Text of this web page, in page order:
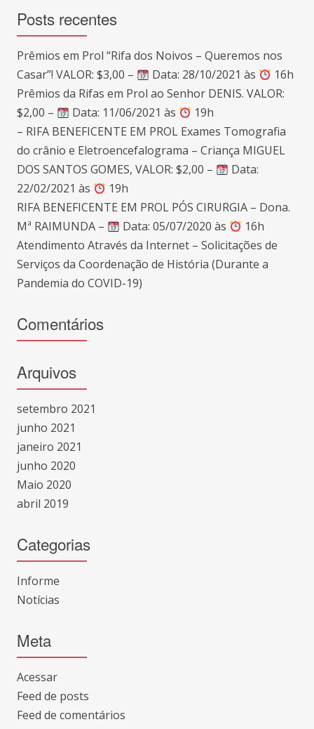
Posts recentes
Prêmios em Prol “Rifa dos Noivos – Queremos nos
Casar”! VALOR: $3,00 –
Data: 28/10/2021 às
16h
Prêmios da Rifas em Prol ao Senhor DENIS. VALOR:
$2,00 –
Data: 11/06/2021 às
19h
– RIFA BENEFICENTE EM PROL Exames Tomografia
do crânio e Eletroencefalograma – Criança MIGUEL
DOS SANTOS GOMES, VALOR: $2,00 –
Data:
22/02/2021 às
19h
RIFA BENEFICENTE EM PROL PÓS CIRURGIA – Dona.
Mª RAIMUNDA –
Data: 05/07/2020 às
16h
Atendimento Através da Internet – Solicitações de
Serviços da Coordenação de História (Durante a
Pandemia do COVID-19)
Comentários
Arquivos
setembro 2021
junho 2021
janeiro 2021
junho 2020
Maio 2020
abril 2019
Categorias
Informe
Notícias
Meta
Acessar
Feed de posts
Feed de comentários